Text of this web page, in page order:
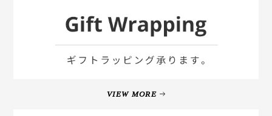
VIEW MORE